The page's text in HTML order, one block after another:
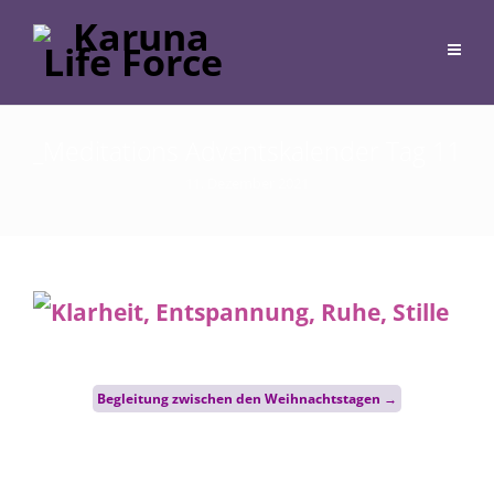
Post
navigation
Begleitung zwischen den Weihnachtstagen →